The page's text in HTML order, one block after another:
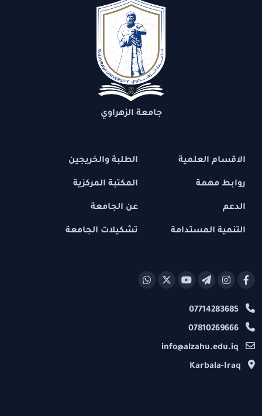
جامعة الزهراوي
الاقسام العلمية
روابط مهمة
الدعم
التنمية المستدامة
الطلبة والخريجين
المكتبة المركزية
عن الجامعة
تشكيلات الجامعة
07714283685
07810269666
info@alzahu.edu.iq
Karbala-Iraq